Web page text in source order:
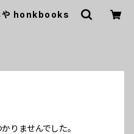
や honkbooks
りませんでした。